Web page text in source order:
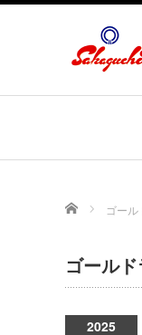
Home ゴール
ゴール
2025